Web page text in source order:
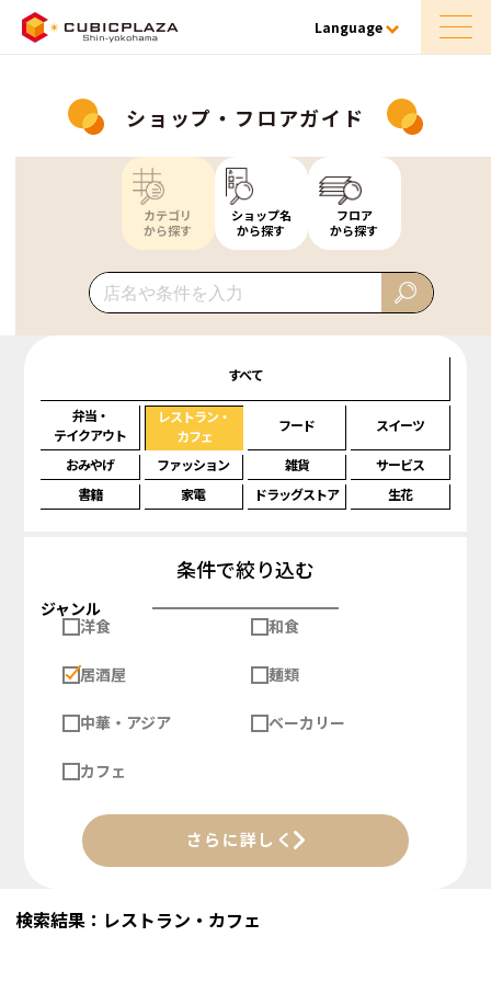
Language
ショップ・フロアガイド
カテゴリ
から探す
ショップ名
から探す
フロア
から探す
すべて
弁当・
テイクアウト
レストラン・
カフェ
フード スイーツ
おみやげ ファッション 雑貨
サービス
書籍
家電 ドラッグストア 生花
条件で絞り込む
ジャンル
洋食
和食
居酒屋 麺類
中華・アジア ベーカリー
カフェ
さらに詳しく
検索結果：レストラン・カフェ